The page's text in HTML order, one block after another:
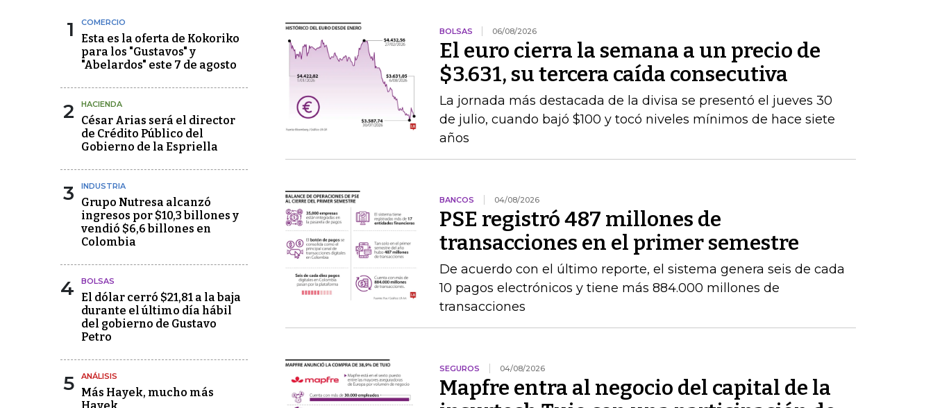
1 COMERCIO
Esta es la oferta de Kokoriko
para los "Gustavos" y
"Abelardos" este 7 de agosto
2 HACIENDA
César Arias será el director
de Crédito Público del
Gobierno de la Espriella
3 INDUSTRIA
Grupo Nutresa alcanzó
ingresos por $10,3 billones y
vendió $6,6 billones en
Colombia
4 BOLSAS
El dólar cerró $21,81 a la baja
durante el último día hábil
del gobierno de Gustavo
Petro
5 ANÁLISIS
Más Hayek, mucho más
BOLSAS 06/08/2026
El euro cierra la semana a un precio de
$3.631, su tercera caída consecutiva
La jornada más destacada de la divisa se presentó el jueves 30
de julio, cuando bajó $100 y tocó niveles mínimos de hace siete
años
BANCOS 04/08/2026
PSE registró 487 millones de
transacciones en el primer semestre
De acuerdo con el último reporte, el sistema genera seis de cada
10 pagos electrónicos y tiene más 884.000 millones de
transacciones
SEGUROS 04/08/2026
Mapfre entra al negocio del capital de la